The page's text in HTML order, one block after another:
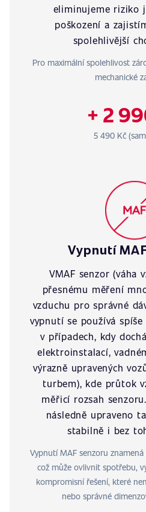
eliminujeme riziko
poškození a
spolehlivější
Pro maximální spolehlivost
mechanické
+ 2
5 490 Kč
Vypnutí
VMAF senzor (váha
přesnému měření
vzduchu pro správné
vypnutí se používá
v případech, kdy
elektroinstalací,
výrazně upravených
turbem), kde průtok
měřicí rozsah
následně upraveno
stabilně i bez
Vypnutí MAF senzoru
což může ovlivnit spotřebu,
kompromisní řešení, které
nebo správné